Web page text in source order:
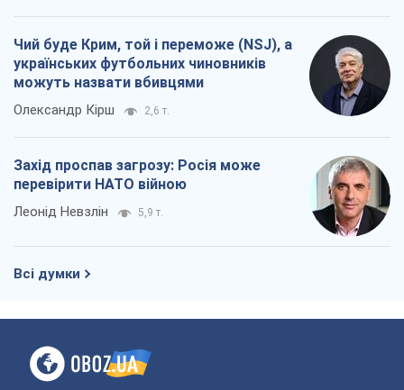
Чий буде Крим, той і переможе (NSJ), а
українських футбольних чиновників
можуть назвати вбивцями
Олександр Кірш 2,6 т.
Захід проспав загрозу: Росія може
перевірити НАТО війною
Леонід Невзлін 5,9 т.
Всі думки